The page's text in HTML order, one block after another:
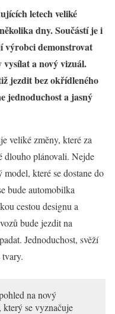
letech veliké
dny. Součástí je i
výrobci demonstrovat
a nový vizuál.
jezdit bez okřídleného
jednoduchost a jasný
veliké změny, které za
dlouho plánovali. Nejde
které se dostane do
bude automobilka
cestou designu a
bude jezdit na
Jednoduchost, svěží
na nový
se vyznačuje